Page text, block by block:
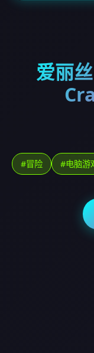
爱丽
#冒险 #电脑游